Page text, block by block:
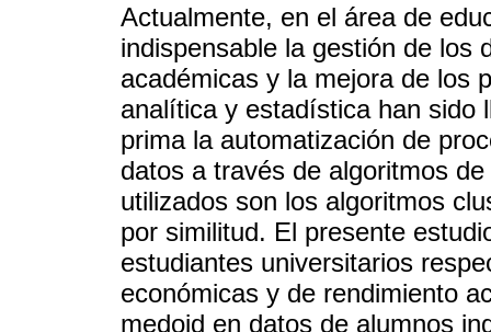
Actualmente, en el área de
indispensable la gestión de los
académicas y la mejora de los
analítica y estadística han sido
prima la automatización de
datos a través de algoritmos
utilizados son los algoritmos
por similitud. El presente
estudiantes universitarios
económicas y de rendimiento
medoid en datos de alumnos